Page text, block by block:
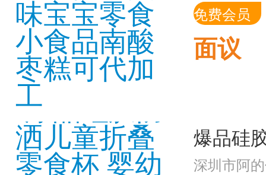
免费会员
面议
深圳市阿